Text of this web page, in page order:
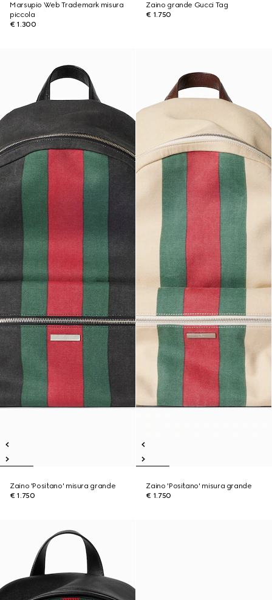
Marsupio Web Trademark misura
piccola
€ 1.300
Zaino grande Gucci Tag
€ 1.750
Zaino 'Positano' misura grande
€ 1.750
Zaino 'Positano' misura grande
€ 1.750